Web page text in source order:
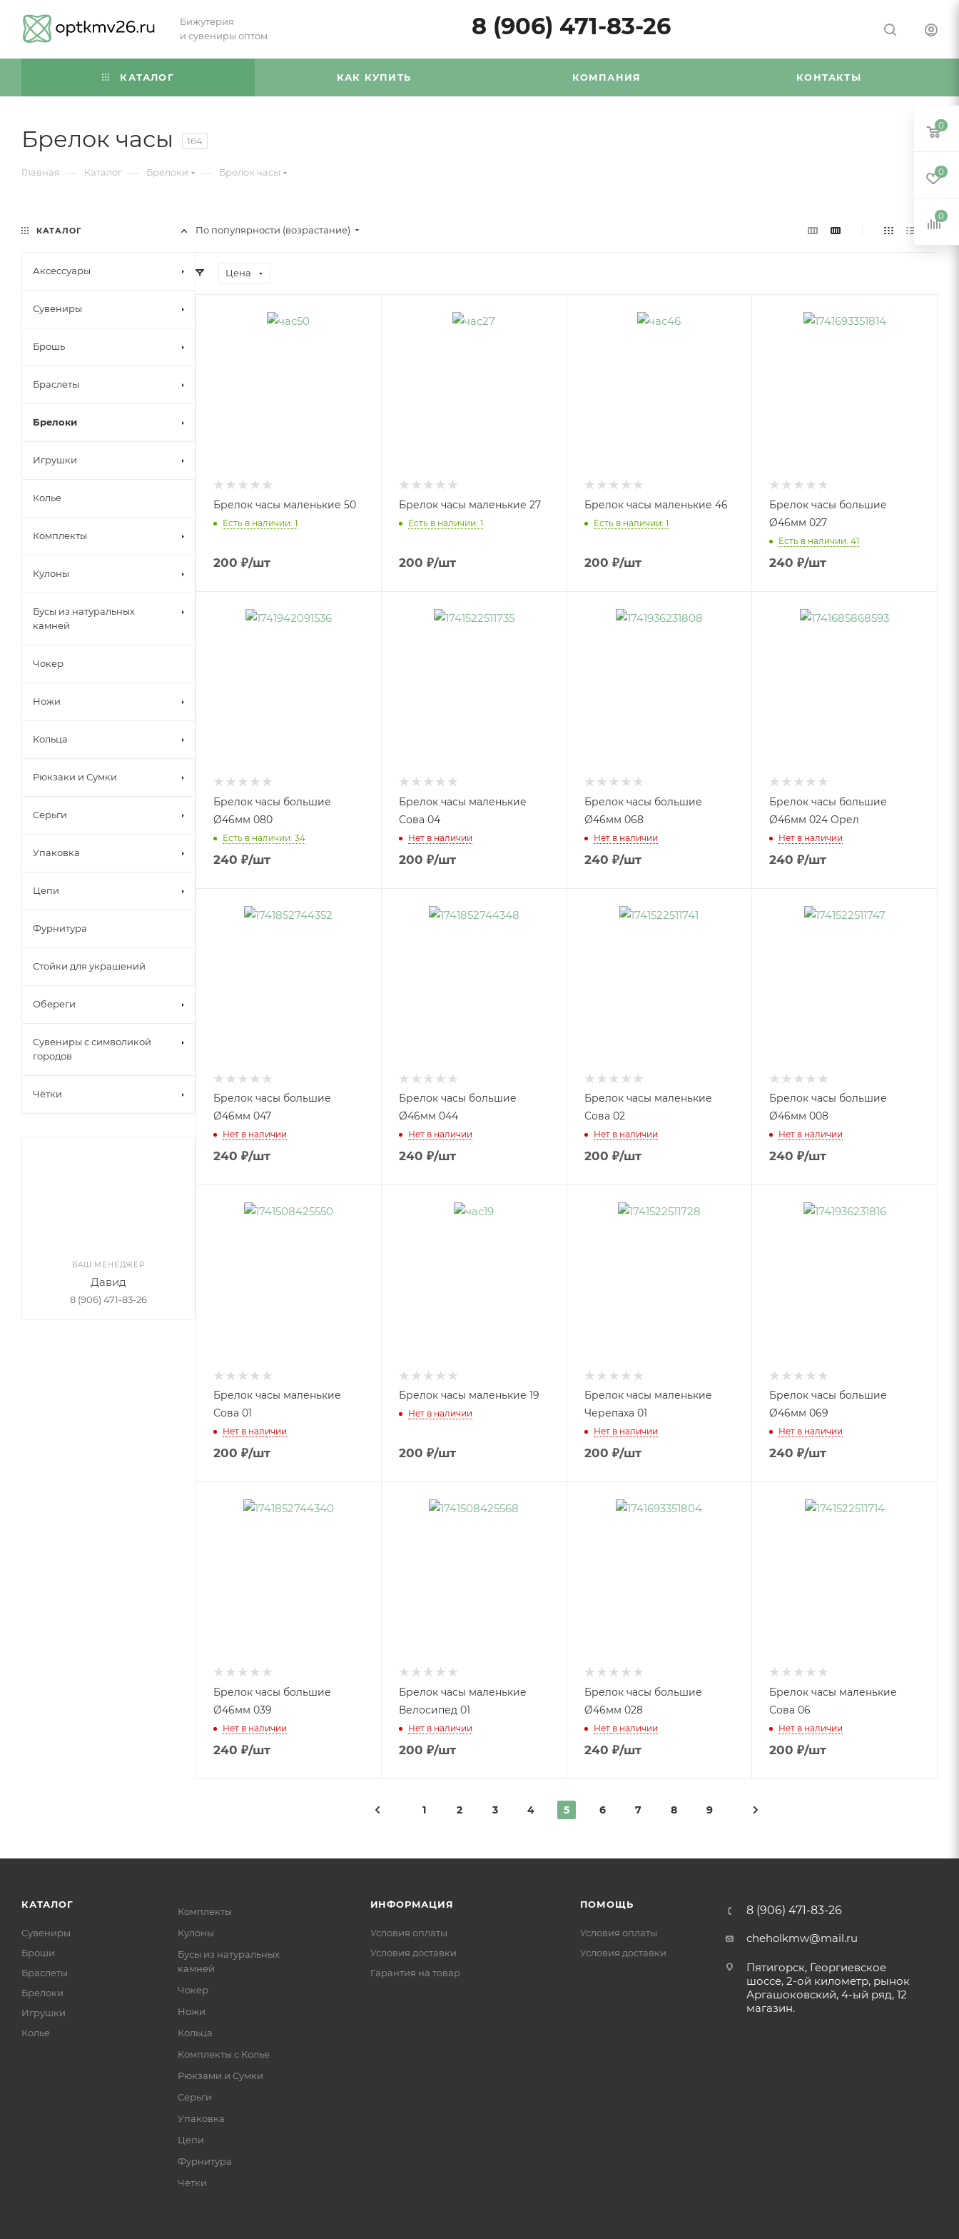
Бижутерия
и сувениры оптом
8 (906) 471-83-26
КАТАЛОГ КАК КУПИТЬ КОМПАНИЯ КОНТАКТЫ
Брелок часы 164
Главная — Каталог — Брелоки — Брелок часы
По популярности (возрастание)
Цена
Брелок часы маленькие 50
Есть в наличии: 1
200 ₽/шт
Брелок часы маленькие 27
Есть в наличии: 1
200 ₽/шт
Брелок часы маленькие 46
Есть в наличии: 1
200 ₽/шт
Брелок часы большие
Ø46мм 027
Есть в наличии: 41
240 ₽/шт
Брелок часы большие
Ø46мм 080
Есть в наличии: 34
240 ₽/шт
Брелок часы маленькие
Сова 04
Нет в наличии
200 ₽/шт
Брелок часы большие
Ø46мм 068
Нет в наличии
240 ₽/шт
Брелок часы большие
Ø46мм 024 Орел
Нет в наличии
240 ₽/шт
Брелок часы большие
Ø46мм 047
Нет в наличии
240 ₽/шт
Брелок часы большие
Ø46мм 044
Нет в наличии
240 ₽/шт
Брелок часы маленькие
Сова 02
Нет в наличии
200 ₽/шт
Брелок часы большие
Ø46мм 008
Нет в наличии
240 ₽/шт
Брелок часы маленькие
Сова 01
Нет в наличии
200 ₽/шт
Брелок часы маленькие 19
Нет в наличии
200 ₽/шт
Брелок часы маленькие
Черепаха 01
Нет в наличии
200 ₽/шт
Брелок часы большие
Ø46мм 069
Нет в наличии
240 ₽/шт
Брелок часы большие
Ø46мм 039
Нет в наличии
240 ₽/шт
Брелок часы маленькие
Велосипед 01
Нет в наличии
200 ₽/шт
Брелок часы большие
Ø46мм 028
Нет в наличии
240 ₽/шт
Брелок часы маленькие
Сова 06
Нет в наличии
200 ₽/шт
1 2 3 4 5 6 7 8 9
КАТАЛОГ
Аксессуары
Сувениры
Брошь
Браслеты
Брелоки
Игрушки
Колье
Комплекты
Кулоны
Бусы из натуральных
камней
Чокер
Ножи
Кольца
Рюкзаки и Сумки
Серьги
Упаковка
Цепи
Фурнитура
Стойки для украшений
Обереги
Сувениры с символикой
городов
Чётки
ВАШ МЕНЕДЖЕР
Давид
8 (906) 471-83-26
КАТАЛОГ
Сувениры
Броши
Браслеты
Брелоки
Игрушки
Колье
Комплекты
Кулоны
Бусы из натуральных
камней
Чокер
Ножи
Кольца
Комплекты с Колье
Рюкзами и Сумки
Серьги
Упаковка
Цепи
Фурнитура
Чётки
ИНФОРМАЦИЯ
Условия оплаты
Условия доставки
Гарантия на товар
ПОМОЩЬ
Условия оплаты
Условия доставки
8 (906) 471-83-26
cheholkmw@mail.ru
Пятигорск, Георгиевское
шоссе, 2-ой километр, рынок
Аргашоковский, 4-ый ряд, 12
магазин.
0
0
0